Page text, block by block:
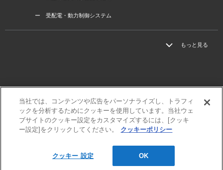
ー 受配電・動力制御システム
もっと見る
三菱電機
利用規程
個人情報保護方針
© MITSUBISHI ELECTRIC ENGINEERING Co., Ltd.
当社では、コンテンツや広告をパーソナライズし、トラフィ
ックを分析するためにクッキーを使用しています。当社ウェ
ブサイトのクッキー設定をカスタマイズするには、[クッキ
ー設定]をクリックしてください。
クッキーポリシー
クッキー 設定 OK